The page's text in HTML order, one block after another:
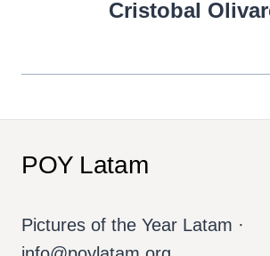
Cristobal
POY Latam
Pictures of the Year Latam ·